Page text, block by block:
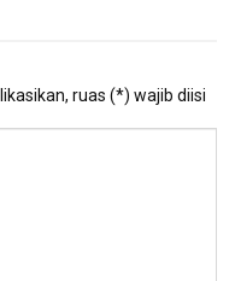
ruas (*) wajib diisi